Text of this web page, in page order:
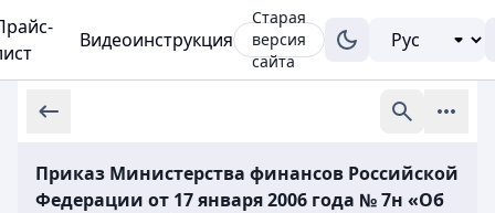
Видеоинструкция
Старая
версия
сайта
Приказ Министерства финансов Российской
Федерации от 17 января 2006 года № 7н «Об